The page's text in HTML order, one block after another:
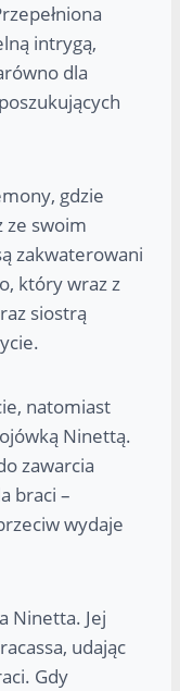
intrygą,
dla
gdzie
ze swoim
zakwaterowani
który wraz z
siostrą
natomiast
Ninettą.
zawarcia
braci –
wydaje
Ninetta. Jej
udając
Gdy